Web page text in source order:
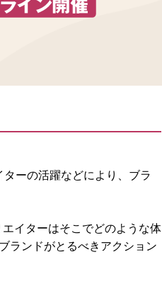
ーの活躍などにより、ブラ
イターはそこでどのような体
ランドがとるべきアクション